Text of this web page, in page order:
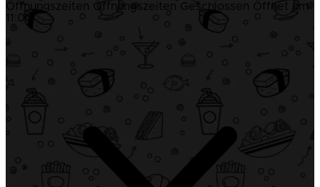
Öffnungszeiten Öffnungszeiten Geschlossen Öffnet um
11:00